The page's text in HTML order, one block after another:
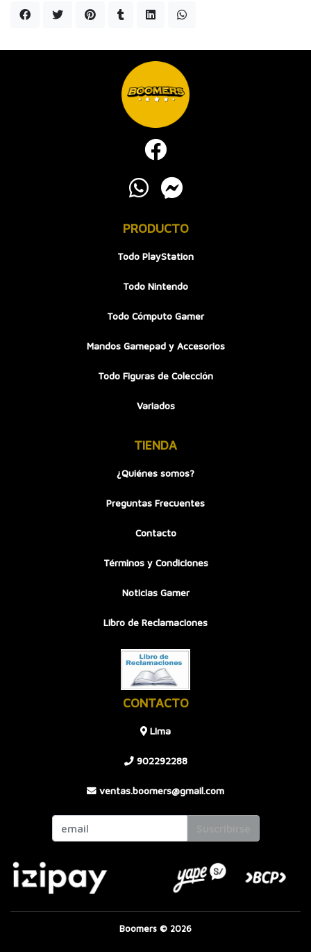
PRODUCTO
Todo PlayStation
Todo Nintendo
Todo Cómputo Gamer
Mandos Gamepad y Accesorios
Todo Figuras de Colección
Variados
TIENDA
¿Quiénes somos?
Preguntas Frecuentes
Contacto
Términos y Condiciones
Noticias Gamer
Libro de Reclamaciones
CONTACTO
LIma
902292288
ventas.boomers@gmail.com
Boomers © 2026